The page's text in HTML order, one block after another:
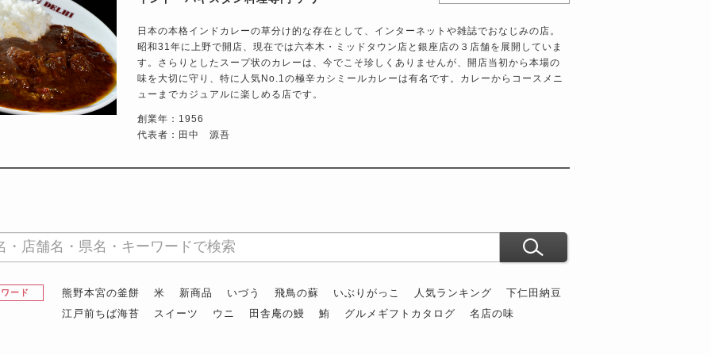
日本の本格インドカレーの草分け的な存在として、インターネットや雑誌でおなじみの店。
昭和31年に上野で開店、現在では六本木・ミッドタウン店と銀座店の３店舗を展開していま
す。さらりとしたスープ状のカレーは、今でこそ珍しくありませんが、開店当初から本場の
味を大切に守り、特に人気No.1の極辛カシミールカレーは有名です。カレーからコースメニ
ューまでカジュアルに楽しめる店です。
創業年：1956
代表者：田中 源吾
ード 熊野本宮の釜餅 米 新商品 いづう 飛鳥の蘇 いぶりがっこ 人気ランキング
下仁田納豆
江戸前ちば海苔
スイーツ ウニ 田舎庵の鰻 鮪 グルメギフトカタログ 名店の味